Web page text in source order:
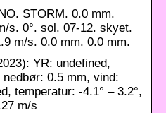
STORM. 0.0 mm.
s. 0°. sol. 07-12. skyet.
m/s. 0.0 mm. 0.0 mm.
YR: undefined,
nedbør: 0.5 mm, vind:
temperatur: -4.1° – 3.2°,
m/s